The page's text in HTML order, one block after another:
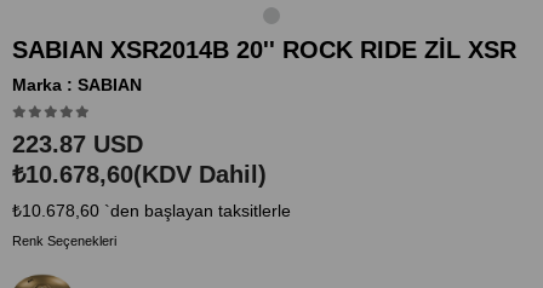
SABIAN XSR2014B 20'' ROCK RIDE ZİL XSR
Marka : SABIAN
223.87 USD
₺10.678,60(KDV Dahil)
₺10.678,60 `den başlayan taksitlerle
Renk Seçenekleri